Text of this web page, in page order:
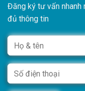
Đăng ký tư vấn nhanh
đủ thông tin